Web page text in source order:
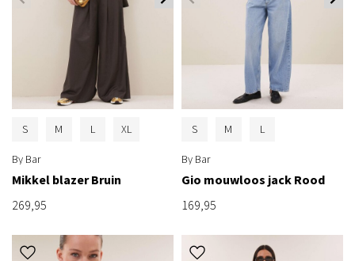
S M L XL
By Bar
Mikkel blazer Bruin
269,95
S M L
By Bar
Gio mouwloos jack Rood
169,95